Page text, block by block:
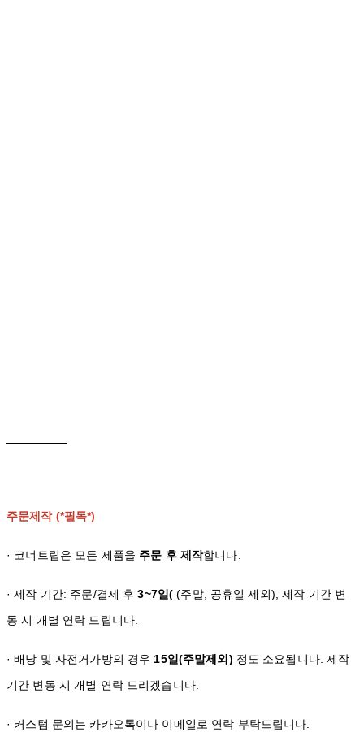
주문제작 (*필독*)
· 코너트립은 모든 제품을 주문 후 제작합니다.
· 제작 기간: 주문/결제 후3~7일( (주말, 공휴일 제외), 제작 기간 변
동 시 개별 연락 드립니다.
· 배낭 및 자전거가방의 경우 15일(주말제외) 정도 소요됩니다. 제작
기간 변동 시 개별 연락 드리겠습니다.
· 커스텀 문의는 카카오톡이나 이메일로 연락 부탁드립니다.